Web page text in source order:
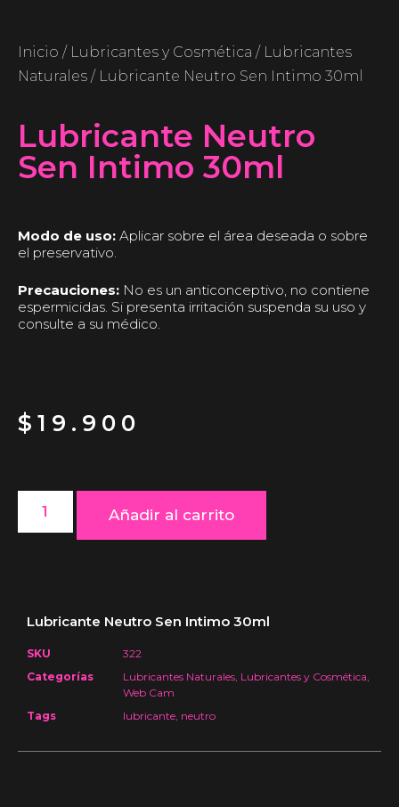
Inicio / Lubricantes y Cosmética / Lubricantes
Naturales / Lubricante Neutro Sen Intimo 30ml
Lubricante Neutro
Sen Intimo 30ml
Modo de uso: Aplicar sobre el área deseada o sobre
el preservativo.
Precauciones: No es un anticonceptivo, no contiene
espermicidas. Si presenta irritación suspenda su uso y
consulte a su médico.
$ 19.900
Añadir al carrito
Lubricante Neutro Sen Intimo 30ml
SKU
322
Categorías
Lubricantes Naturales, Lubricantes y Cosmética,
Web Cam
Tags
lubricante, neutro